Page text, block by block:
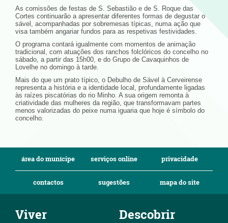
As comissões de festas de S. Sebastião e de S. Roque das
Cortes continuarão a apresentar diferentes formas de degustar o
sável, acompanhadas por sobremesas típicas, numa ação que
visa também angariar fundos para as respetivas festividades.
O programa contará igualmente com momentos de animação
tradicional, com atuações dos ranchos folclóricos do concelho no
sábado, a partir das 15h00, e do Grupo de Cavaquinhos de
Lovelhe no domingo à tarde.
Mais do que um prato típico, o Debulho de Sável à Cerveirense
representa a história e a identidade local, profundamente ligadas
às raízes piscatórias do rio Minho. A sua origem remonta à
criatividade das mulheres da região, que transformavam partes
menos valorizadas do peixe numa iguaria que hoje é símbolo do
concelho.
área do munícipe serviços online privacidade
contactos sugestões mapa do site
Viver Descobrir